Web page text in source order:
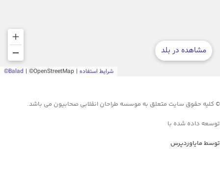
© کلیه حقوق سایت متعلق به موسسه طراحان انقلابی صحابیون می باشد.
توسعه داده شده با
توسط مایاوردپرس